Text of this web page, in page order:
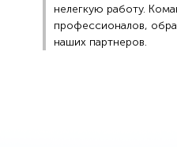
нелегкую работу.
профессионалов,
наших партнеров.